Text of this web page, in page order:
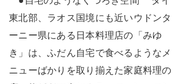
東北部、ラオス国境にも近いウドンタ
ーニー県にある日本料理店の「みゆ
き」は、ふだん自宅で食べるようなメ
ニューばかりを取り揃えた家庭料理の